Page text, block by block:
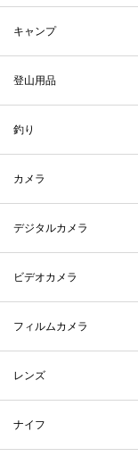
キャンプ
登山用品
釣り
カメラ
デジタルカメラ
ビデオカメラ
フィルムカメラ
レンズ
ナイフ